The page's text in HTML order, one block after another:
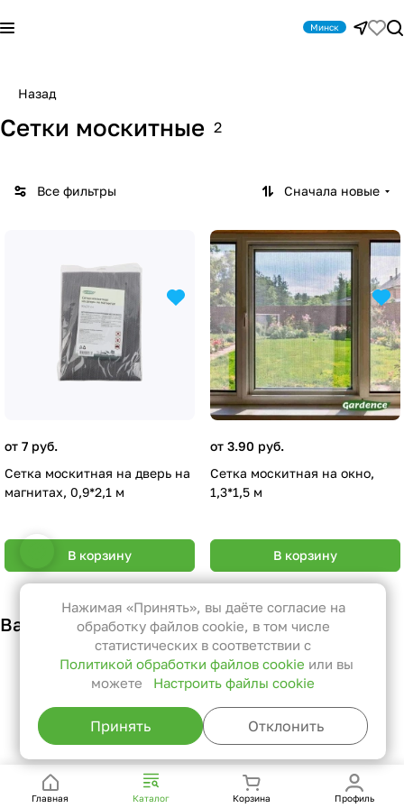
Минск
Назад
Сетки москитные 2
Все фильтры Сначала новые
от 7 руб.
Сетка москитная на дверь на
магнитах, 0,9*2,1 м
В корзину
от 3.90 руб.
Сетка москитная на окно,
1,3*1,5 м
В корзину
Вам также может понравиться
Главная Каталог Корзина Профиль
Настройки файлов cookie
Функциональные
Эти файлы необходимы для
функционирования сайта и не
могут быть отключены в наших
системах. Вы можете настроить
браузер так, чтобы он блокировал
их или уведомлял вас об их
использовании, но в таком случае
сайта не будут работать.
Нажимая «Принять», вы даёте согласие на
обработку файлов cookie, в том числе
статистических в соответствии с
Политикой обработки файлов cookie или вы
можете
Настроить файлы cookie
Принять Отклонить